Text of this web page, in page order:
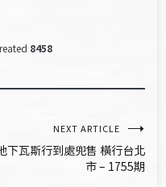
8458
NEXT ARTICLE
下瓦斯行到處兜售 橫行台北
市 – 1755期